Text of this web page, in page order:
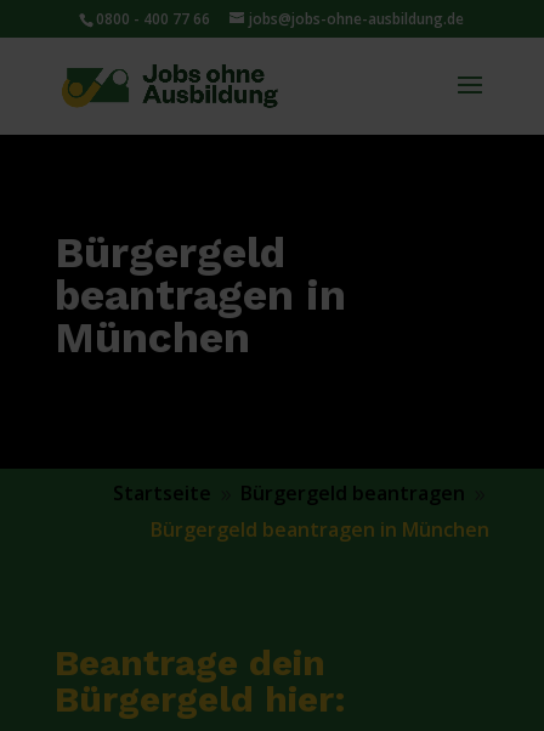
0800 - 400 77 66 jobs@jobs-ohne-ausbildung.de
Bürgergeld
beantragen in
München
Startseite Bürgergeld beantragen
Bürgergeld beantragen in München
Beantrage dein
Bürgergeld hier: